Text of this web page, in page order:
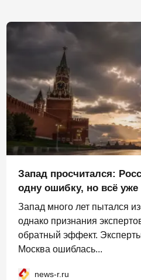
Запад просчитался:
одну ошибку, но всё
Запад много лет пытался
однако признания
обратный эффект.
Москва ошиблась...
news-r.ru